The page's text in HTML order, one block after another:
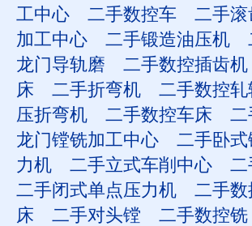
工中心
二手数控车 二手
加工中心
二手锻造油压机
龙门导轨磨
二手数控插齿机
床
二手折弯机 二手数控轧
压折弯机
二手数控车床 二
龙门镗铣加工中心
二手卧式
力机
二手立式车削中心 二
二手闭式单点压力机
二手
床
二手对头镗 二手数控铣